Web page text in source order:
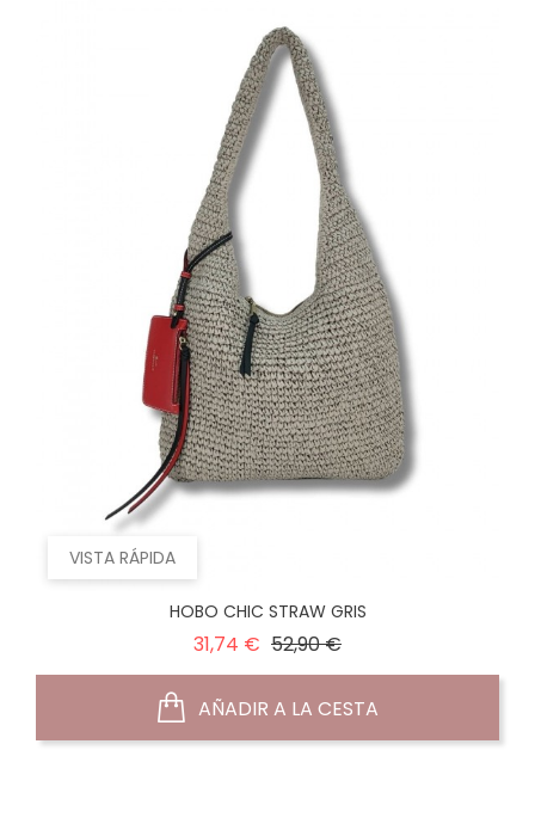
VISTA RÁPIDA
HOBO CHIC STRAW GRIS
31,74 € Precio
52,90 €Precio
AÑADIR A LA CESTA